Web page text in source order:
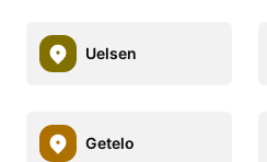
Uelsen
Getelo